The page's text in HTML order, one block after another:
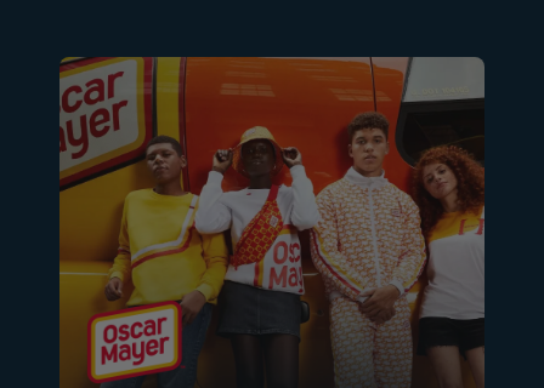
Oscar Mayer